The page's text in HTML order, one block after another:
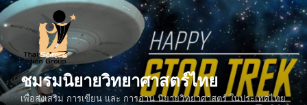
ข้าม
ไป
ยัง
บทความ
ชมรมนิยายวิทยาศาสตร์ไทย
เพื่อส่งเสริม การเขียน และ การอ่าน นิยายวิทยาศาสตร์ ในประเทศไทย